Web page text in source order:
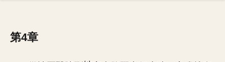
第4章